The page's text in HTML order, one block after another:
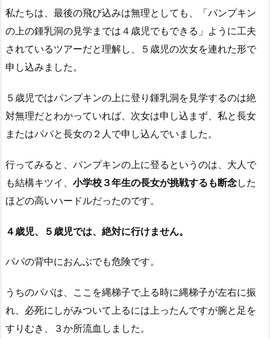
私たちは、最後の飛び込みは無理としても、「パンプキン
の上の鍾乳洞の見学までは４歳児でもできる」ように工夫
されているツアーだと理解し、５歳児の次女を連れた形で
申し込みました。
５歳児ではパンプキンの上に登り鍾乳洞を見学するのは絶
対無理だとわかっていれば、次女は申し込まず、私と長女
またはパパと長女の２人で申し込んでいました。
行ってみると、パンプキンの上に登るというのは、大人で
も結構キツイ、 小学校３年生の長女が挑戦するも断念した
ほどの高いハードルだったのです。
４歳児、５歳児では、絶対に行けません。
パパの背中におんぶでも危険です。
うちのパパは、ここを縄梯子で上る時に縄梯子が左右に振
れ、必死にしがみついて上るには上ったんですが腕と足を
すりむき、３か所流血しました。